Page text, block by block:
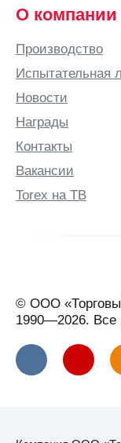
Всеволожск
Выборг
Выкса
Вырица
Выселки
Вязьма
Г
Гатчина
Алтайск
Ключ
(Краснодарский
О компании
Производство
Испытательная
Новости
Награды
Контакты
Вакансии
Torex на ТВ
© ООО
1990—2026.